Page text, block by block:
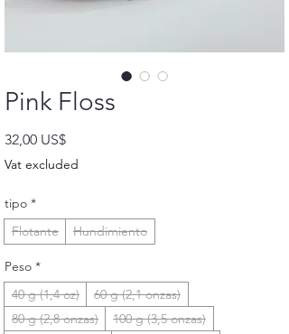
Pink Floss
32,00 US$Precio
Vat excluded
tipo *
Flotante
Hundimiento
Peso *
40 g (1,4 oz)
60 g (2,1 onzas)
80 g (2,8 onzas)
100 g (3,5 onzas)